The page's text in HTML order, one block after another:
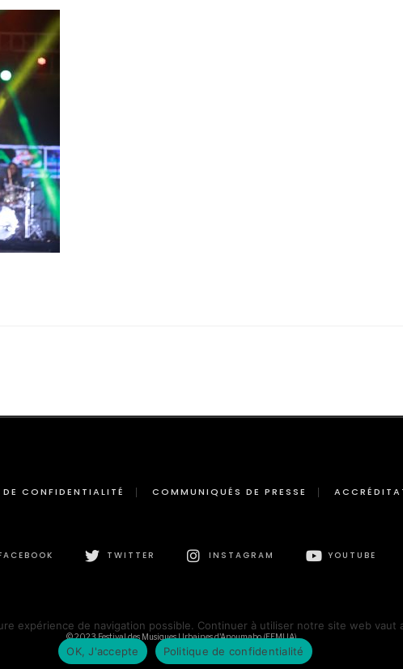
CONFIDENTIALITÉ COMMUNIQUÉS DE PRESSE
TWITTER INSTAGRAM YOUTUBE
© 2023 Festival des Musiques Urbaines d'Anoumabo (FEMUA)
expérience de navigation possible. Continuer à utiliser notre site web
OK, J'accepte
Politique de confidentialité